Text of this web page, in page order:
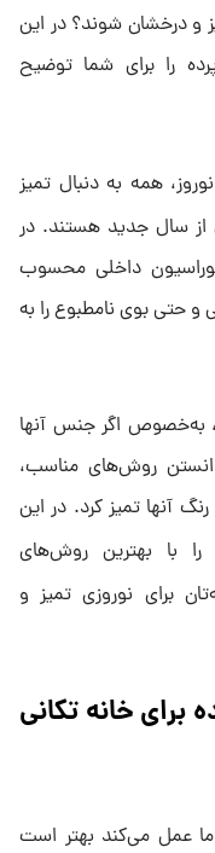
و درخشان شوند؟ در این
را برای شما توضیح
همه به دنبال تمیز
از سال جدید هستند. در
داخلی محسوب
و حتی بوی نامطبوع را به
به‌خصوص اگر جنس آنها
روش‌های مناسب،
آنها تمیز کرد. در این
با بهترین روش‌های
برای نوروزی تمیز و
خانه تکانی
عمل می‌کند بهتر است